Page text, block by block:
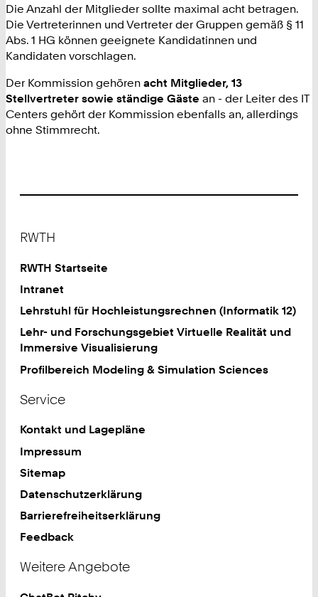
Die Anzahl der Mitglieder sollte maximal acht betragen.
Die Vertreterinnen und Vertreter der Gruppen gemäß § 11
Abs. 1 HG können geeignete Kandidatinnen und
Kandidaten vorschlagen.
Der Kommission gehören acht Mitglieder, 13
Stellvertreter sowie ständige Gäste an - der Leiter des IT
Centers gehört der Kommission ebenfalls an, allerdings
ohne Stimmrecht.
RWTH
RWTH Startseite
Intranet
Lehrstuhl für Hochleistungsrechnen (Informatik 12)
Lehr- und Forschungsgebiet Virtuelle Realität und
Immersive Visualisierung
Profilbereich Modeling & Simulation Sciences
Service
Kontakt und Lagepläne
Impressum
Sitemap
Datenschutzerklärung
Barrierefreiheitserklärung
Feedback
Weitere Angebote